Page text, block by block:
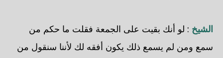
الشيخ : لو أنك بقيت على الجمعة فقلت ما حكم من
سمع ومن لم يسمع ذلك يكون أفقه لك لأننا سنقول من